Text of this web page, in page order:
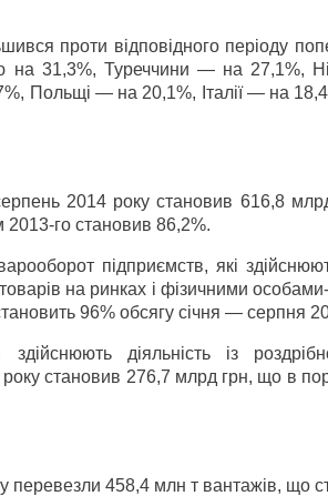
проти відповідного періоду
на 31,3%, Туреччини — на 27,1%,
Польщі — на 20,1%, Італії — на
2014 року становив 616,8
2013-го становив 86,2%.
підприємств, які
на ринках і фізичними
96% обсягу січня — серпня
діяльність із
становив 276,7 млрд грн, що в
перевезли 458,4 млн т вантажів, що